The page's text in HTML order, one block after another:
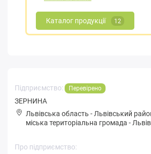
Каталог продукції 12
Підприємство: Перевірено
ЗЕРНИНА
Львівська область - Львівський
міська територіальна громада - Львів
Про підприємство: